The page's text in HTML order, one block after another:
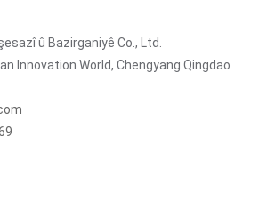
û Bazirganiyê Co., Ltd.
Innovation World, Chengyang Qingdao